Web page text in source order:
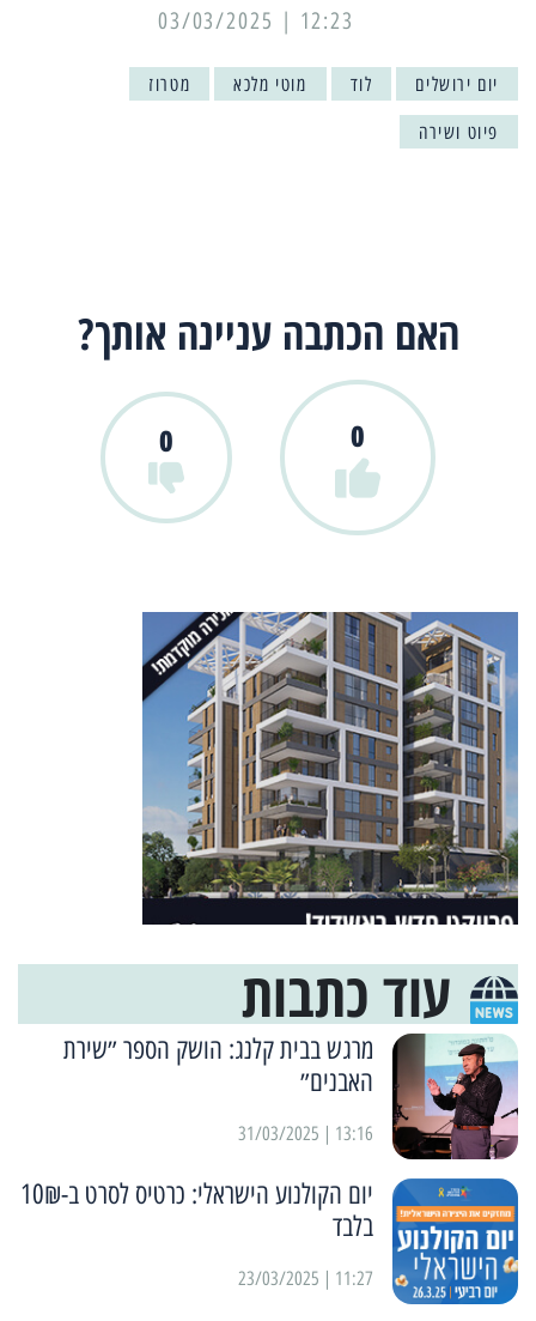
12:23 | 03/03/2025
יום ירושלים לוד מוטי מלכא מטרוז
פיוט ושירה
האם הכתבה עניינה אותך?
0
0
עוד כתבות
מרגש בבית קלנג: הושק הספר ״שירת
האבנים״
13:16 | 31/03/2025
יום הקולנוע הישראלי: כרטיס לסרט ב-10₪
בלבד
11:27 | 23/03/2025